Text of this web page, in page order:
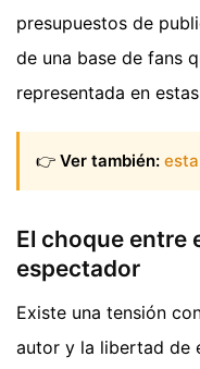
presupuestos de
de una base de fans
representada en
👉 Ver también:
El choque entre
espectador
Existe una tensión
autor y la libertad de